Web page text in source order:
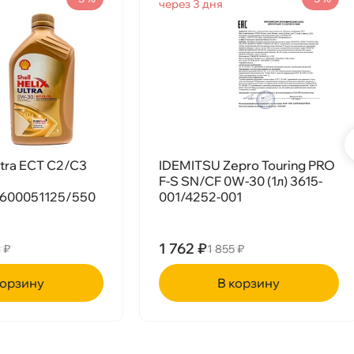
ECT C2/C3
550
₽
IDEMITSU Zepro Touring PRO
F-S SN/CF 0W-30 (1л) 3615-
001/4252-001
через 3 дня
1 762 ₽1 855 ₽
корзину